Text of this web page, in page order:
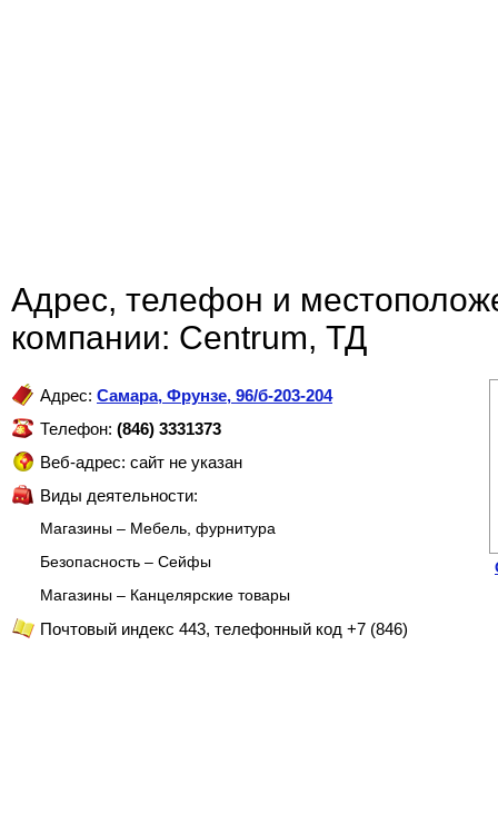
Адрес, телефон и
компании: Centrum, ТД
Адрес: Самара, Фрунзе, 96/б-203-204
Телефон: (846) 3331373
Веб-адрес: сайт не указан
Виды деятельности:
Магазины – Мебель, фурнитура
Безопасность – Сейфы
Магазины – Канцелярские товары
Почтовый индекс 443, телефонный код +7 (846)